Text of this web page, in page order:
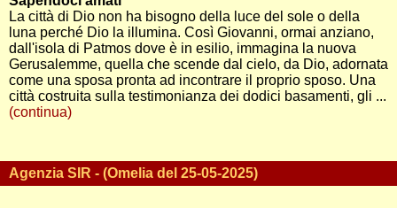
La città di Dio non ha bisogno della luce del sole o della
luna perché Dio la illumina. Così Giovanni, ormai anziano,
dall'isola di Patmos dove è in esilio, immagina la nuova
Gerusalemme, quella che scende dal cielo, da Dio, adornata
come una sposa pronta ad incontrare il proprio sposo. Una
città costruita sulla testimonianza dei dodici basamenti, gli ...
(continua)
Agenzia SIR - (Omelia del 25-05-2025)